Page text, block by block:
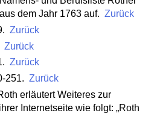
dem Jahr 1763 auf. Zurück
Zurück
Zurück
Zurück
251. Zurück
erläutert Weiteres zur
Internetseite wie folgt: „Roth